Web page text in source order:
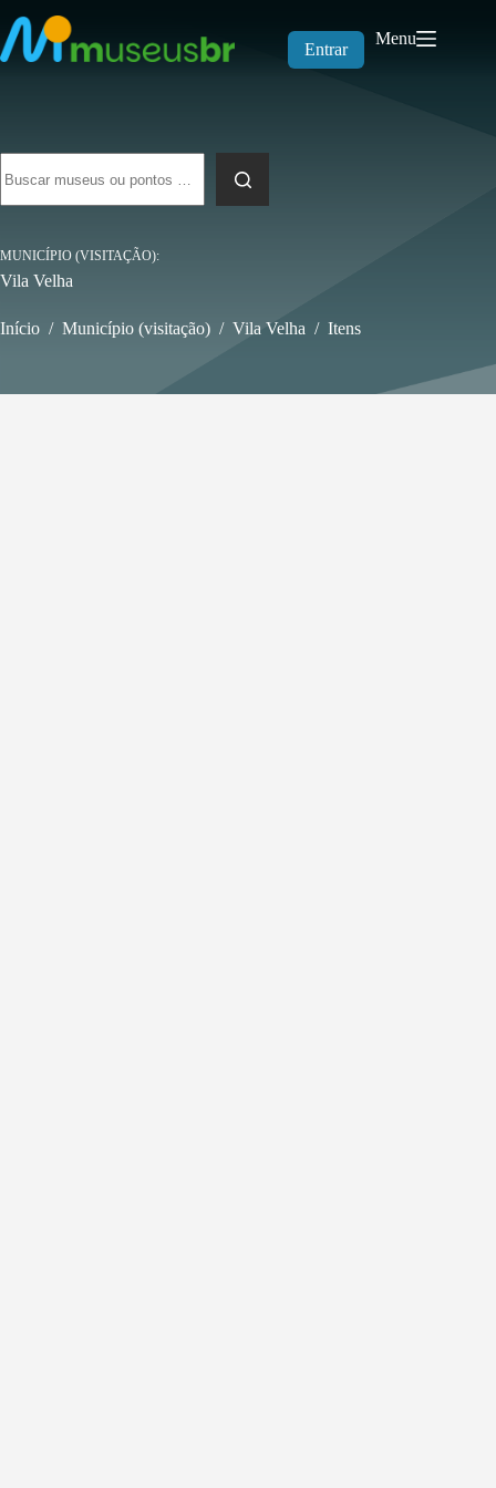
para
o
conteúdo
Entrar
Menu
resultados
MUNICÍPIO (VISITAÇÃO)
Vila Velha
Início / Município (visitação) / Vila Velha / Itens